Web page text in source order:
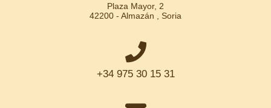
Plaza Mayor, 2
42200 - Almazán , Soria
+34 975 30 15 31